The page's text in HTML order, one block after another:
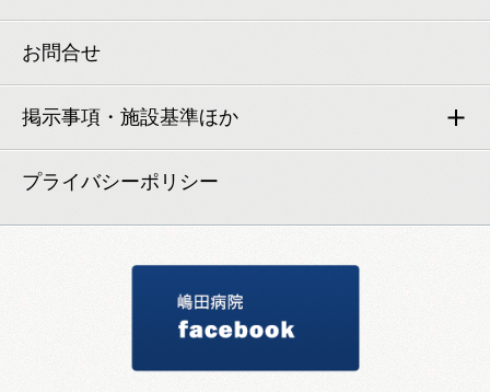
お問合せ
掲示事項・施設基準ほか
厚生労働大臣の定める掲示事項
病院指定事項に関する掲示
施設基準に関する届け出事項
保険外負担に関する掲示
プライバシーポリシー